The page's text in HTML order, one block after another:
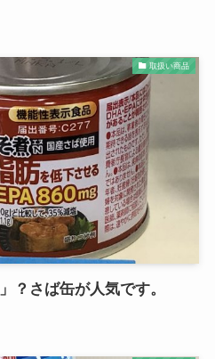
取扱い商品
？さば缶が人気です。